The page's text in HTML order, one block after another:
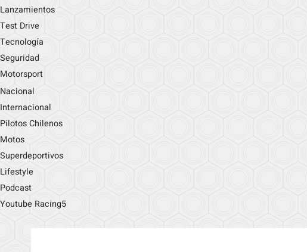
Lanzamientos
Test Drive
Tecnología
Seguridad
Motorsport
Nacional
Internacional
Pilotos Chilenos
Motos
Superdeportivos
Lifestyle
Podcast
Youtube Racing5